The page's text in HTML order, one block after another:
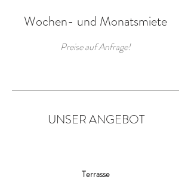
UNSER ANGEBOT
Terrasse
Wochen- und Monatsmiete
Preise auf Anfrage!